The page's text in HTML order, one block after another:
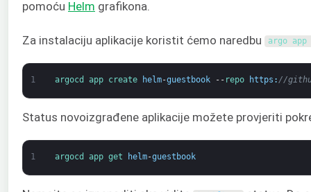
pomoću Helm grafikona.
Za instalaciju aplikacije koristit ćemo naredbu argo app
1 argocd app create helm-guestbook -- repo https : //
Status novoizgrađene aplikacije možete provjeriti
1 argocd app get helm-guestbook